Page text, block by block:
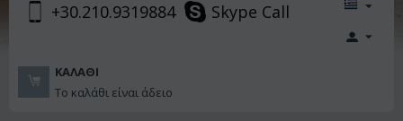
+30.210.9319884 Skype Call
ΚΑΛΆΘΙ
Το καλάθι είναι άδειο